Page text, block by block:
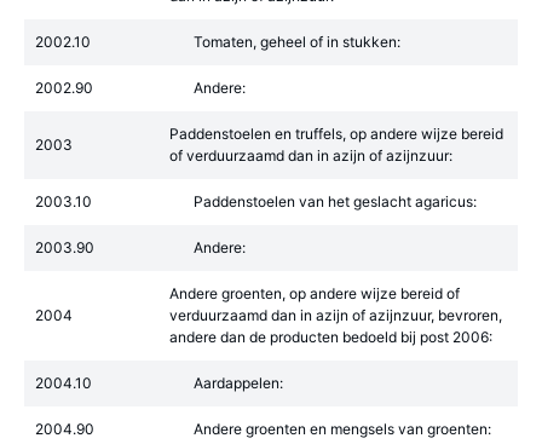
2002.10 Tomaten, geheel of in stukken:
2002.90 Andere:
2003
Paddenstoelen en truffels, op andere wijze bereid
of verduurzaamd dan in azijn of azijnzuur:
2003.10 Paddenstoelen van het geslacht agaricus:
2003.90 Andere:
2004
Andere groenten, op andere wijze bereid of
verduurzaamd dan in azijn of azijnzuur, bevroren,
andere dan de producten bedoeld bij post 2006:
2004.10 Aardappelen:
2004.90 Andere groenten en mengsels van groenten: